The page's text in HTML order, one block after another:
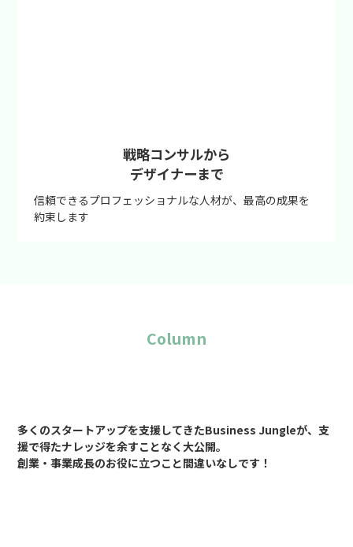
戦略コンサルから
デザイナーまで
信頼できるプロフェッショナルな人材が、最高の成果を
約束します
Column
多くのスタートアップを支援してきたBusiness Jungleが、支
援で得たナレッジを余すことなく大公開。
創業・事業成長のお役に立つこと間違いなしです！